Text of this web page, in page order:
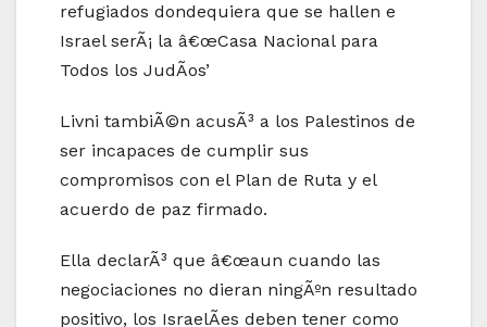
refugiados dondequiera que se hallen e
Israel serÃ¡ la â€œCasa Nacional para
Todos los JudÃ­os’
Livni tambiÃ©n acusÃ³ a los Palestinos de
ser incapaces de cumplir sus
compromisos con el Plan de Ruta y el
acuerdo de paz firmado.
Ella declarÃ³ que â€œaun cuando las
negociaciones no dieran ningÃºn resultado
positivo, los IsraelÃ­es deben tener como